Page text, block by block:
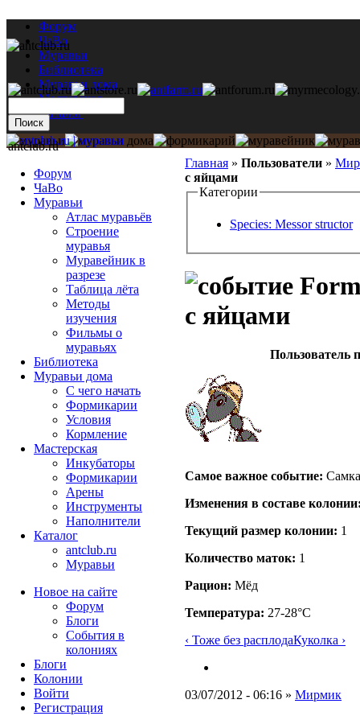
Форум
ЧаВо
Муравьи
Библиотека
Муравьи дома
Мастерская
Каталог
Главная » Пользователи »
с яйцами
Категории
Species: Messor structor
с яйцами
Пользователь
Самое важное событие:
Изменения в составе
Текущий размер кoлонии: 1
Количество маток: 1
Рацион: Мёд
Температура: 27-28°C
‹ Тоже без расплодаКуколка ›
03/07/2012 - 06:16 » Мирмик
antclub.ru
Форум
ЧаВо
Муравьи
Атлас муравьёв
Строение
муравья
Муравейник в
разрезе
Таблица лёта
Методы
изучения
Фильмы о
муравьях
Библиотека
Муравьи дома
С чего начать
Формикарии
Условия
Кормление
Мастерская
Инкубаторы
Формикарии
Арены
Инструменты
Наполнители
Каталог
antclub.ru
Муравьи
Новое на сайте
Форум
Блоги
События в
колониях
Блоги
Колонии
Войти
Peгиcтpaция